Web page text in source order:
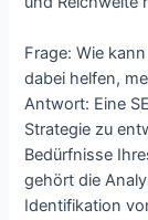
Frage: Wie
dabei helfen,
Antwort: Eine
Strategie zu
Bedürfnisse
gehört die
Identifikation